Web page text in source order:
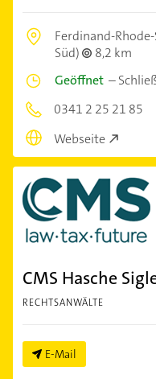
Ferdinand-Rhode-
Süd)
8,2 km
Geöffnet –
0341 2 25 21 85
Webseite
CMS Hasche
RECHTSANWÄLTE
E-Mail